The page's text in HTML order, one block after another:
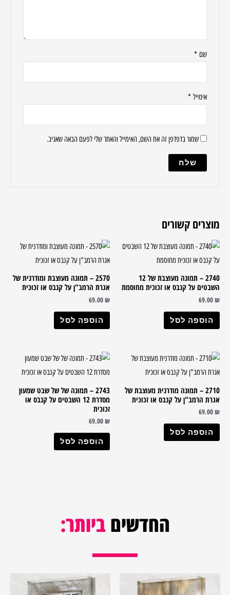
שם*
אימייל*
שמור בדפדפן זה את השם, האימייל והאתר שלי לפעם הבאה שאגיב.
מוצרים קשורים
2740 – תמונה מעוצבת של 12
השבטים על קנבס או זכוכית מחוסמת
69.00₪
הוספה לסל
2570 – תמונה מעוצבת ומודרנית של
אגרת הרמב"ן על קנבס או זכוכית
69.00₪
הוספה לסל
2710 – תמונה מודרנית מעוצבת של
אגרת הרמב"ן על קנבס או זכוכית
69.00₪
הוספה לסל
2743 – תמונה של של שבט שמעון
מסדרת 12 השבטים על קנבס או
זכוכית
69.00₪
הוספה לסל
החדשים ביותר: